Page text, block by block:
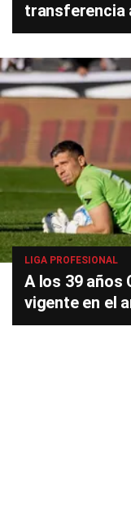
transferencia
LIGA PROFESIONAL
A los 39 años
vigente en el